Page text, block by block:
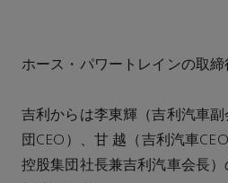
ホース・パワートレインの取
吉利からは李東輝（吉利汽車
団CEO）、甘 越（吉利汽車
控股集団社長兼吉利汽車会長